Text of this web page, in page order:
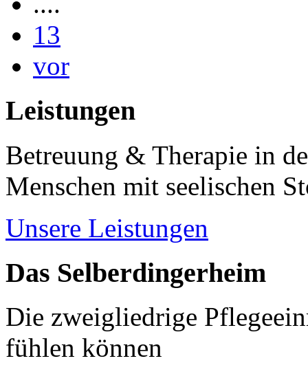
13
vor
Leistungen
Betreuung & Therapie in
Menschen mit seelischen
Unsere Leistungen
Das Selberdingerheim
Die zweigliedrige
fühlen können